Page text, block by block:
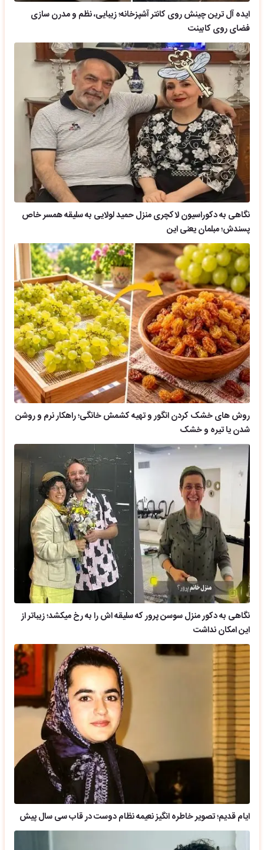
ایده آل ترین چینش روی کانتر آشپزخانه؛ زیبایی، نظم و مدرن سازی
فضای روی کابینت
نگاهی به دکوراسیون لاکچری منزل حمید لولایی به سلیقه همسر خاص
پسندش؛ مبلمان یعنی این
روش های خشک کردن انگور و تهیه کشمش خانگی؛ راهکار نرم و روشن
شدن یا تیره و خشک
نگاهی به دکور منزل سوسن پرور که سلیقه اش را به رخ میکشد؛ زیباتر از
این امکان نداشت
ایام قدیم؛ تصویر خاطره انگیز نعیمه نظام دوست در قاب سی سال پیش